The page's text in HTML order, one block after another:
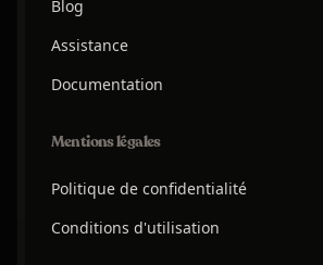
Blog
Assistance
Documentation
Mentions légales
Politique de confidentialité
Conditions d'utilisation